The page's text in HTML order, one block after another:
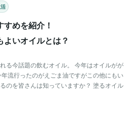
めを紹介！
よいオイルとは？
る今話題の飲むオイル。 今年はオイルがが
流行ったのがえごま油ですがこの他にもい
のを皆さんは知っていますか？ 塗るオイル